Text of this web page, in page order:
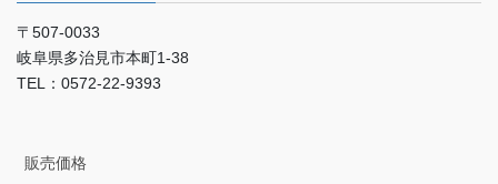
〒507-0033
岐阜県多治見市本町1-38
TEL：0572-22-9393
販売価格